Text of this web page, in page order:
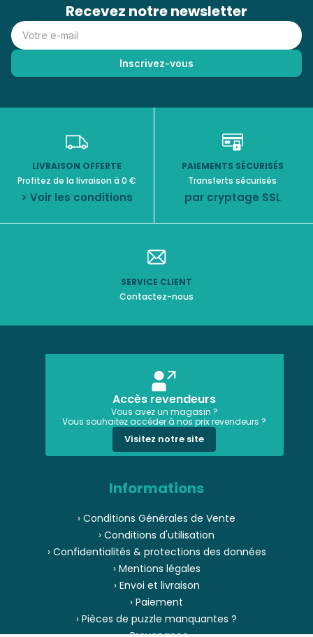
Recevez notre newsletter
LIVRAISON OFFERTE
Profitez de la livraison à 0 €
> Voir les conditions
PAIEMENTS SÉCURISÉS
Transferts sécurisés
par cryptage SSL
SERVICE CLIENT
Contactez-nous
Accès revendeurs
Vous avez un magasin ?
Vous souhaitez accéder à nos prix revendeurs ?
Visitez notre site
Informations
› Conditions Générales de Vente
› Conditions d'utilisation
› Confidentialités & protections des données
› Mentions légales
› Envoi et livraison
› Paiement
› Pièces de puzzle manquantes ?